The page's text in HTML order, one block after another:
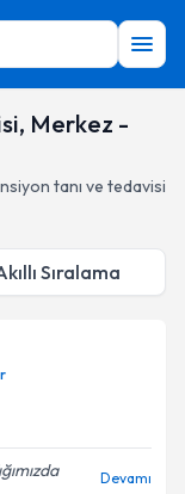
Merkez -
tanı ve tedavisi
Sıralama
Devamı